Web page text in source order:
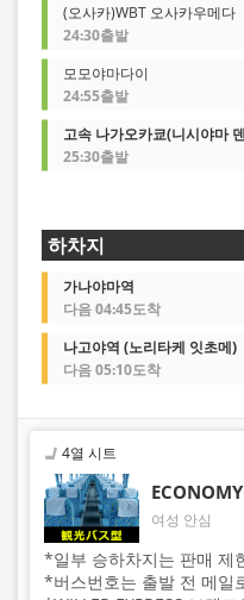
(오사카)WBT 오사카우메다
24:30출발
모모야마다이
24:55출발
고속 나가오카쿄(니시야마
25:30출발
하차지
가나야마역
다음 04:45도착
나고야역 (노리타케 잇초메)
다음 05:10도착
4열 시트
ECONOMY
여성 안심
*일부 승하차지는 판매 제
*버스번호는 출발 전 메일